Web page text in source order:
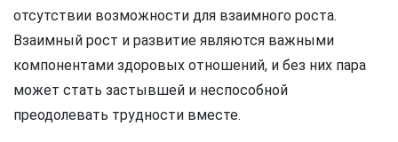
отсутствии возможности для взаимного роста.
Взаимный рост и развитие являются важными
компонентами здоровых отношений, и без них пара
может стать застывшей и неспособной
преодолевать трудности вместе.